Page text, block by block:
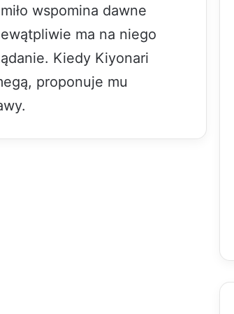
wspomina dawne
ma na niego
Kiedy Kiyonari
proponuje mu